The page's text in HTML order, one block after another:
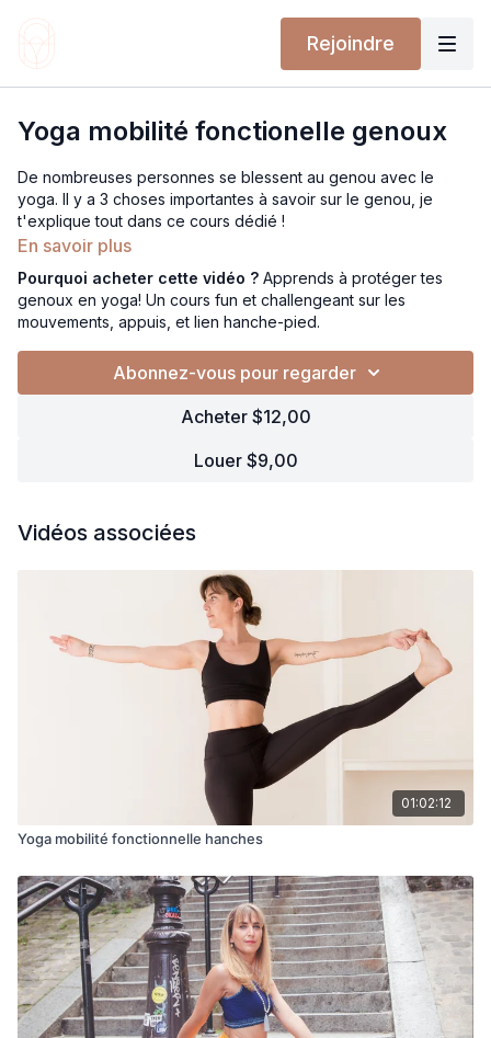
Rejoindre
Yoga mobilité fonctionelle genoux
De nombreuses personnes se blessent au genou avec le
yoga. Il y a 3 choses importantes à savoir sur le genou, je
t'explique tout dans ce cours dédié !
les mouvements du genoux
le lien avec la hanche et le pied
Attends toi à un flow challengeant, écoute toi, ne vas pas trop
loin et de manière progressive ! Mais résiste.
Postures habituelles avec touche d'originalité et de funcky !
En savoir plus
Pourquoi acheter cette vidéo ? Apprends à protéger tes
genoux en yoga! Un cours fun et challengeant sur les
mouvements, appuis, et lien hanche-pied.
Abonnez-vous pour regarder
Acheter $12,00
Louer $9,00
Vidéos associées
01:02:12
Yoga mobilité fonctionnelle hanches